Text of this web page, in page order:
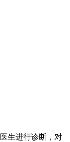
生进行诊断，对